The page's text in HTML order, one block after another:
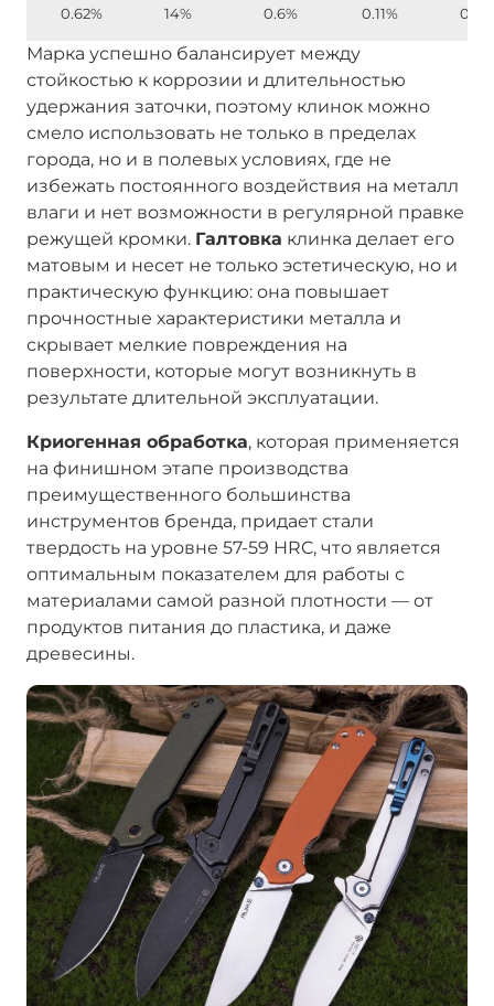
0.62% 14% 0.6% 0.11% 0.2%
Марка успешно балансирует между
стойкостью к коррозии и длительностью
удержания заточки, поэтому клинок можно
смело использовать не только в пределах
города, но и в полевых условиях, где не
избежать постоянного воздействия на металл
влаги и нет возможности в регулярной правке
режущей кромки. Галтовка клинка делает его
матовым и несет не только эстетическую, но и
практическую функцию: она повышает
прочностные характеристики металла и
скрывает мелкие повреждения на
поверхности, которые могут возникнуть в
результате длительной эксплуатации.
Криогенная обработка, которая применяется
на финишном этапе производства
преимущественного большинства
инструментов бренда, придает стали
твердость на уровне 57-59 HRC, что является
оптимальным показателем для работы с
материалами самой разной плотности — от
продуктов питания до пластика, и даже
древесины.